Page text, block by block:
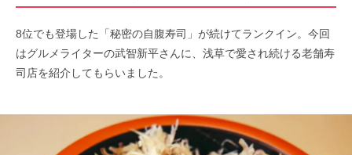
8位でも登場した「秘密の自腹寿司」が続けてランクイン。今回
はグルメライターの武智新平さんに、浅草で愛され続ける老舗寿
司店を紹介してもらいました。